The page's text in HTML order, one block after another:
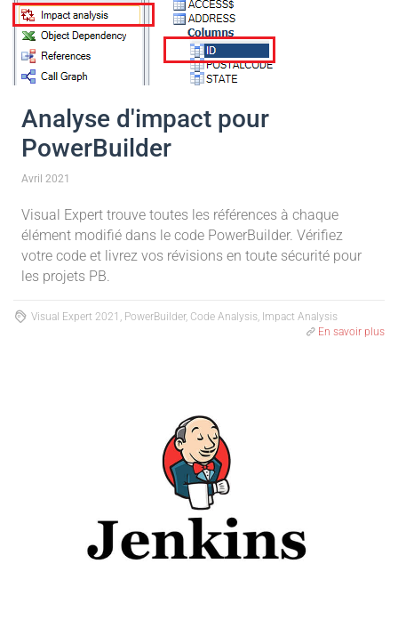
Analyse d'impact pour
PowerBuilder
Avril 2021
Visual Expert trouve toutes les références à chaque
élément modifié dans le code PowerBuilder. Vérifiez
votre code et livrez vos révisions en toute sécurité pour
les projets PB.
Visual Expert 2021, PowerBuilder, Code Analysis, Impact Analysis
En savoir plus